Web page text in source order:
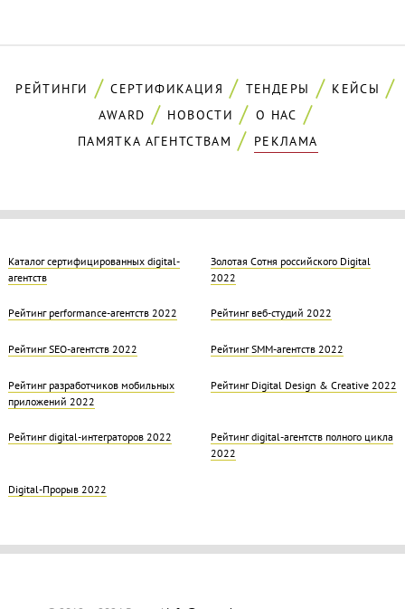
РЕЙТИНГИ СЕРТИФИКАЦИЯ ТЕНДЕРЫ
КЕЙСЫ
AWARD
НОВОСТИ
О НАС
ПАМЯТКА АГЕНТСТВАМ
РЕКЛАМА
Каталог сертифицированных digital-
агентств
Золотая Cотня российского Digital
2022
Рейтинг performance-агентств 2022 Рейтинг веб-студий 2022
Рейтинг SEO-агентств 2022 Рейтинг SMM-агентств 2022
Рейтинг разработчиков мобильных
приложений 2022
Рейтинг Digital Design & Creative 2022
Рейтинг digital-интеграторов 2022
Рейтинг digital-агентств полного цикла
2022
Digital-Прорыв 2022